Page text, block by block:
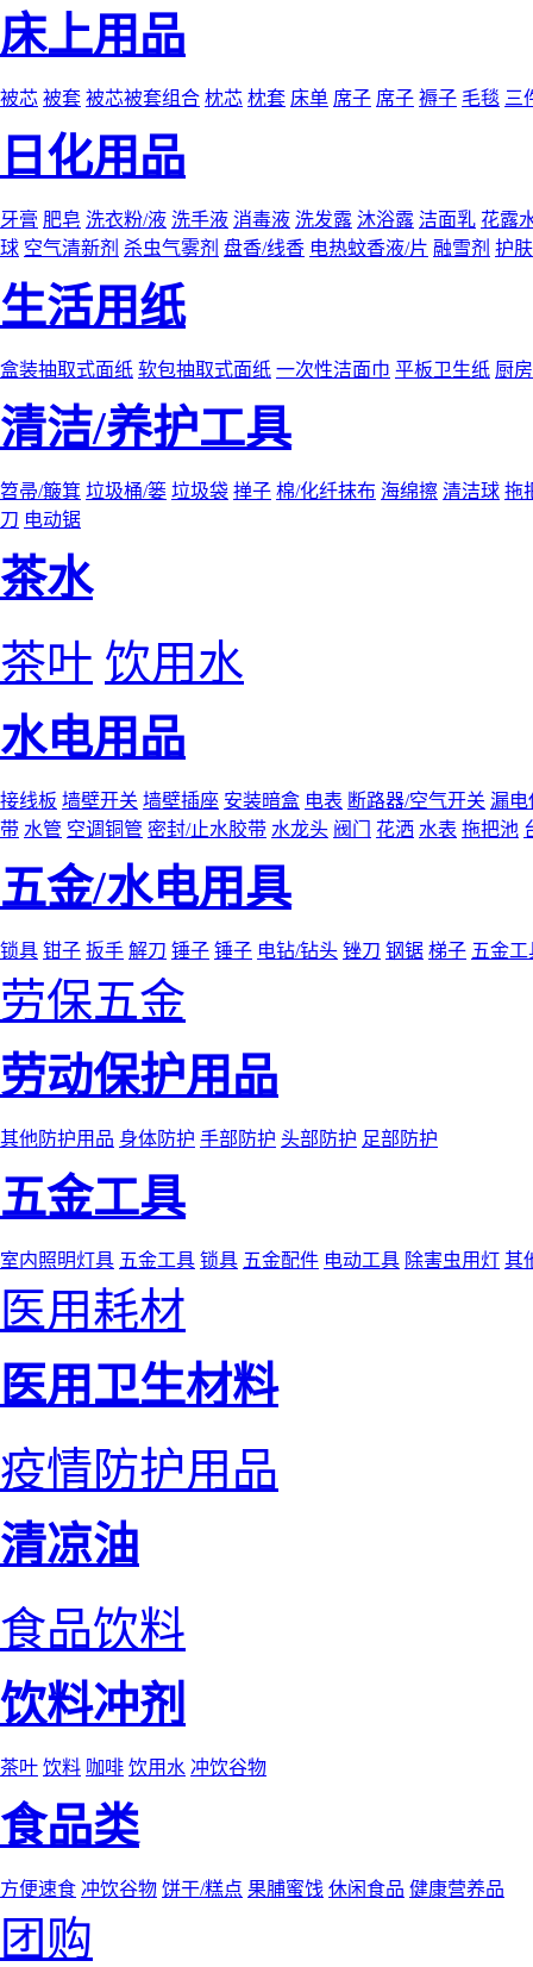
床上用品
被芯 被套 被芯被套组合 枕芯 枕套 床单 席子 席子 褥子 毛毯 三
日化用品
牙膏 肥皂 洗衣粉/液 洗手液 消毒液 洗发露 沐浴露 洁面乳 花露
球 空气清新剂 杀虫气雾剂 盘香/线香 电热蚊香液/片 融雪剂 护
生活用纸
盒装抽取式面纸 软包抽取式面纸 一次性洁面巾 平板卫生纸 厨
清洁/养护工具
笤帚/簸箕 垃圾桶/篓 垃圾袋 掸子 棉/化纤抹布 海绵擦 清洁球 拖
刀 电动锯
茶水
茶叶 饮用水
水电用品
接线板 墙壁开关 墙壁插座 安装暗盒 电表 断路器/空气开关 漏电
带 水管 空调铜管 密封/止水胶带 水龙头 阀门 花洒 水表 拖把池
五金/水电用具
锁具 钳子 扳手 解刀 锤子 锤子 电钻/钻头 锉刀 钢锯 梯子 五金
劳保五金
劳动保护用品
其他防护用品 身体防护 手部防护 头部防护 足部防护
五金工具
室内照明灯具 五金工具 锁具 五金配件 电动工具 除害虫用灯 其
医用耗材
医用卫生材料
疫情防护用品
清凉油
食品饮料
饮料冲剂
茶叶 饮料 咖啡 饮用水 冲饮谷物
食品类
方便速食 冲饮谷物 饼干/糕点 果脯蜜饯 休闲食品 健康营养品
团购